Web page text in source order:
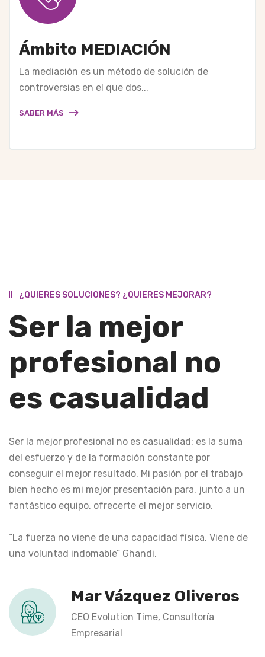
Ámbito MEDIACIÓN
La mediación es un método de solución de
controversias en el que dos...
SABER MÁS
¿QUIERES SOLUCIONES? ¿QUIERES MEJORAR?
Ser la mejor
profesional no
es casualidad
Ser la mejor profesional no es casualidad: es la suma
del esfuerzo y de la formación constante por
conseguir el mejor resultado. Mi pasión por el trabajo
bien hecho es mi mejor presentación para, junto a un
fantástico equipo, ofrecerte el mejor servicio.
“La fuerza no viene de una capacidad física. Viene de
una voluntad indomable” Ghandi.
Mar Vázquez Oliveros
CEO Evolution Time, Consultoría
Empresarial